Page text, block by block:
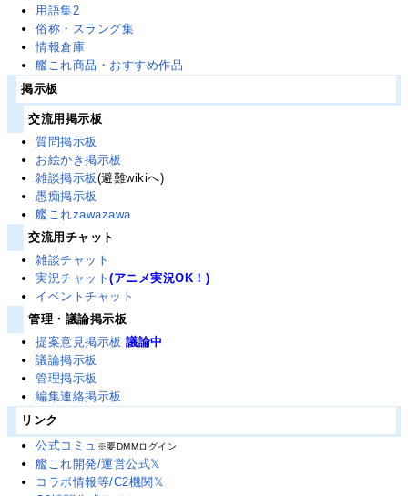
用語集2
俗称・スラング集
情報倉庫
艦これ商品・おすすめ作品
掲示板
交流用掲示板
質問掲示板
お絵かき掲示板
雑談掲示板(避難wikiへ)
愚痴掲示板
艦これzawazawa
交流用チャット
雑談チャット
実況チャット(アニメ実況OK！)
イベントチャット
管理・議論掲示板
提案意見掲示板 議論中
議論掲示板
管理掲示板
編集連絡掲示板
リンク
公式コミュ ※要DMMログイン
艦これ開発/運営公式𝕏
コラボ情報等/C2機関𝕏